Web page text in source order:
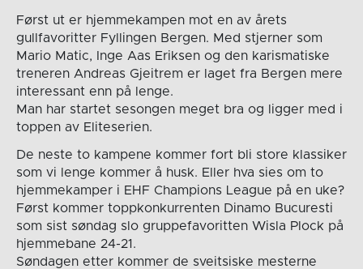
Først ut er hjemmekampen mot en av årets
gullfavoritter Fyllingen Bergen. Med stjerner som
Mario Matic, Inge Aas Eriksen og den karismatiske
treneren Andreas Gjeitrem er laget fra Bergen mere
interessant enn på lenge.
Man har startet sesongen meget bra og ligger med i
toppen av Eliteserien.
De neste to kampene kommer fort bli store klassiker
som vi lenge kommer å husk. Eller hva sies om to
hjemmekamper i EHF Champions League på en uke?
Først kommer toppkonkurrenten Dinamo Bucuresti
som sist søndag slo gruppefavoritten Wisla Plock på
hjemmebane 24-21.
Søndagen etter kommer de sveitsiske mesterne